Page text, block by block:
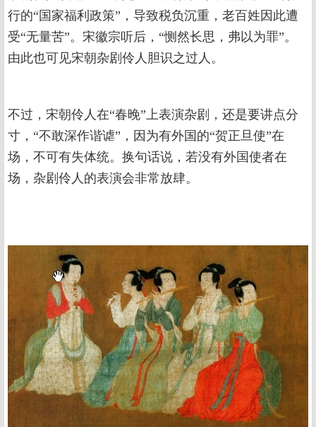
行的“国家福利政策”，导致税负沉重，老百姓因此遭
受“无量苦”。宋徽宗听后，“恻然长思，弗以为罪”。
由此也可见宋朝杂剧伶人胆识之过人。
不过，宋朝伶人在“春晚”上表演杂剧，还是要讲点分
寸，“不敢深作谐谑”，因为有外国的“贺正旦使”在
场，不可有失体统。换句话说，若没有外国使者在
场，杂剧伶人的表演会非常放肆。